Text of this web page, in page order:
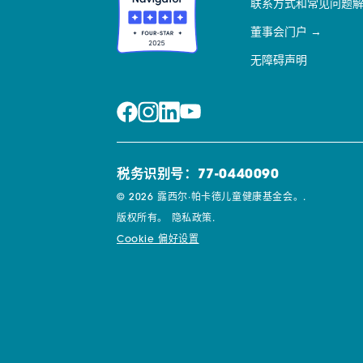
联系方式和常见问题
董事会门户
无障碍声明
税务识别号：77-0440090
© 2026 露西尔·帕卡德儿童健康基金会。.
版权所有。 隐私政策.
Cookie 偏好设置